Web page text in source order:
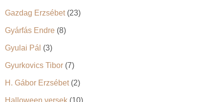
Gazdag Erzsébet(23)
Gyárfás Endre (8)
Gyulai Pál (3)
Gyurkovics Tibor (7)
H. Gábor Erzsébet(2)
Halloween versek (10)